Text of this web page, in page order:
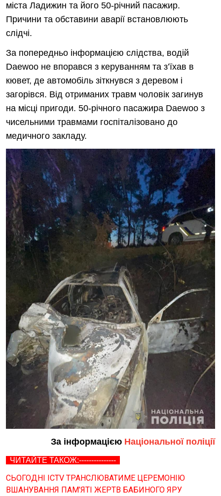
міста Ладижин та його 50-річний пасажир.
Причини та обставини аварії встановлюють
слідчі.
За попередньо інформацією слідства, водій
Daewoo не впорався з керуванням та з’їхав в
кювет, де автомобіль зіткнувся з деревом і
загорівся. Від отриманих травм чоловік загинув
на місці пригоди. 50-річного пасажира Daewoo з
чисельними травмами госпіталізовано до
медичного закладу.
За інформацією Національної поліції
ЧИТАЙТЕ ТАКОЖ:---------------
СЬОГОДНІ ICTV ТРАНСЛЮВАТИМЕ ЦЕРЕМОНІЮ
ВШАНУВАННЯ ПАМ’ЯТІ ЖЕРТВ БАБИНОГО ЯРУ